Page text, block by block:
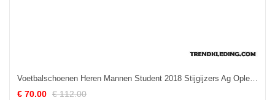
Voetbalschoenen Heren Mannen Student 2018 Stijgijzers Ag Opleiding Donkerblauw
€ 70.00 € 112.00